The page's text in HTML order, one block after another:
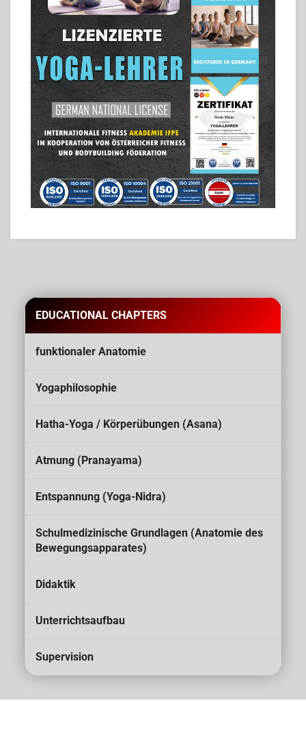
EDUCATIONAL CHAPTERS
funktionaler Anatomie
Yogaphilosophie
Hatha-Yoga / Körperübungen (Asana)
Atmung (Pranayama)
Entspannung (Yoga-Nidra)
Schulmedizinische Grundlagen (Anatomie des
Bewegungsapparates)
Didaktik
Unterrichtsaufbau
Supervision